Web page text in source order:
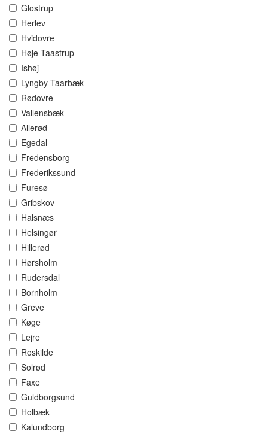
Glostrup
Herlev
Hvidovre
Høje-Taastrup
Ishøj
Lyngby-Taarbæk
Rødovre
Vallensbæk
Allerød
Egedal
Fredensborg
Frederikssund
Furesø
Gribskov
Halsnæs
Helsingør
Hillerød
Hørsholm
Rudersdal
Bornholm
Greve
Køge
Lejre
Roskilde
Solrød
Faxe
Guldborgsund
Holbæk
Kalundborg